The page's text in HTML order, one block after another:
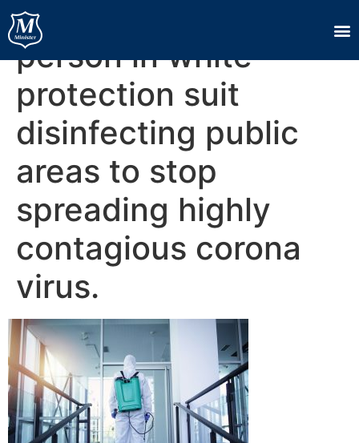
Unrecognizable
person in white
protection suit
disinfecting public
areas to stop
spreading highly
contagious corona
virus.